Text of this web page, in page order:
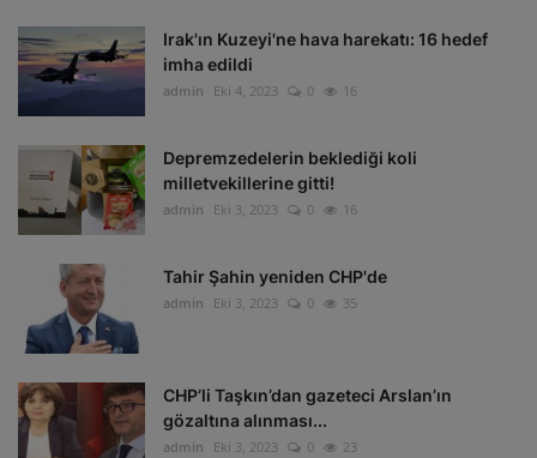
Irak'ın Kuzeyi'ne hava harekatı: 16 hedef
imha edildi
admin Eki 4, 2023 0 16
Depremzedelerin beklediği koli
milletvekillerine gitti!
admin Eki 3, 2023 0 16
Tahir Şahin yeniden CHP'de
admin Eki 3, 2023 0 35
CHP’li Taşkın’dan gazeteci Arslan’ın
gözaltına alınması...
admin Eki 3, 2023 0 23